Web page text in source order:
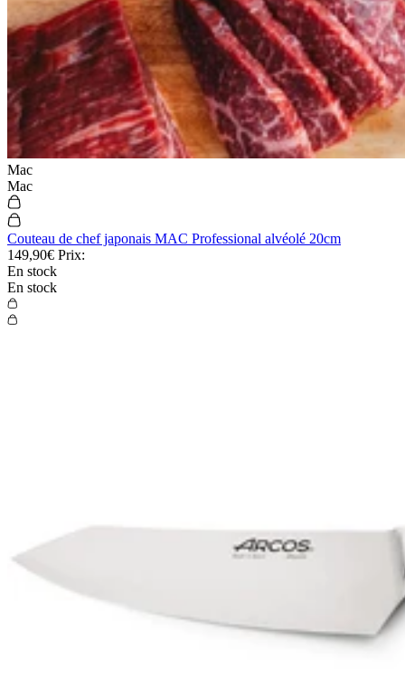
Mac
Mac
Couteau de chef japonais MAC Professional alvéolé 20cm
149,90€ Prix:
En stock
En stock